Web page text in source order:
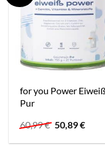
for you Power Eiweiß
Pur
60,99€
war:
50,89€
ist: